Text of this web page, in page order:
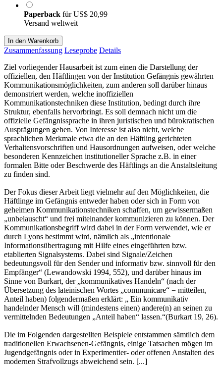
Paperback fürUS$ 20,99
Versand weltweit
In den Warenkorb
Zusammenfassung Leseprobe Details
Ziel vorliegender Hausarbeit ist zum einen die Darstellung der
offiziellen, den Häftlingen von der Institution Gefängnis gewährten
Kommunikationsmöglichkeiten, zum anderen soll darüber hinaus
demonstriert werden, welche inoffiziellen
Kommunikationstechniken diese Institution, bedingt durch ihre
Struktur, ebenfalls hervorbringt. Es soll demnach nicht um die
offizielle Gefängnissprache in ihren juristischen und bürokratischen
Ausprägungen gehen. Von Interesse ist also nicht, welche
sprachlichen Merkmale etwa die an den Häftling gerichteten
Verhaltensvorschriften und Hausordnungen aufweisen, oder welche
besonderen Kennzeichen institutioneller Sprache z.B. in einer
formalen Bitte oder Beschwerde des Häftlings an die Anstaltsleitung
zu finden sind.
Der Fokus dieser Arbeit liegt vielmehr auf den Möglichkeiten, die
Häftlinge im Gefängnis entweder haben oder sich in Form von
geheimen Kommunikationstechniken schaffen, um gewissermaßen
„unbelauscht“ und frei miteinander kommunizieren zu können. Der
Kommunikationsbegriff wird dabei in der Form verwendet, wie er
durch Lyons bestimmt wird, nämlich als „intentionale
Informationsübertragung mit Hilfe eines eingeführten bzw.
etablierten Signalsystems. Dabei sind Signale/Zeichen
bedeutungsvoll für den Sender und informativ bzw. sinnvoll für den
Empfänger“ (Lewandowski 1994, 552), und darüber hinaus im
Sinne von Burkart, der „kommunikatives Handeln“ (nach der
Übersetzung des lateinischen Wortes „communicare“ = mitteilen,
Anteil haben) folgendermaßen erklärt: „ Ein kommunikativ
handelnder Mensch will (mindestens einen) andere(n) an seinen zu
vermittelnden Bedeutungen „Anteil haben“ lassen.“(Burkart 19, 26).
Die im Folgenden dargestellten Beispiele entstammen sämtlich dem
traditionellen Erwachsenen-Gefängnis, einige Tatsachen mögen im
Jugendgefängnis oder in Experimentier- oder offenen Anstalten des
modernen Strafvollzugs abweichend sein. [...]